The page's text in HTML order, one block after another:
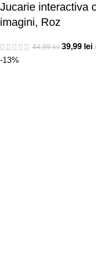
Jucarie interactiva
imagini, Roz
44,99lei 39,99 lei
-13%